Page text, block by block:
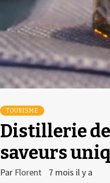
TOURISME
Distillerie
saveurs
Par Florent 7 mois il y a